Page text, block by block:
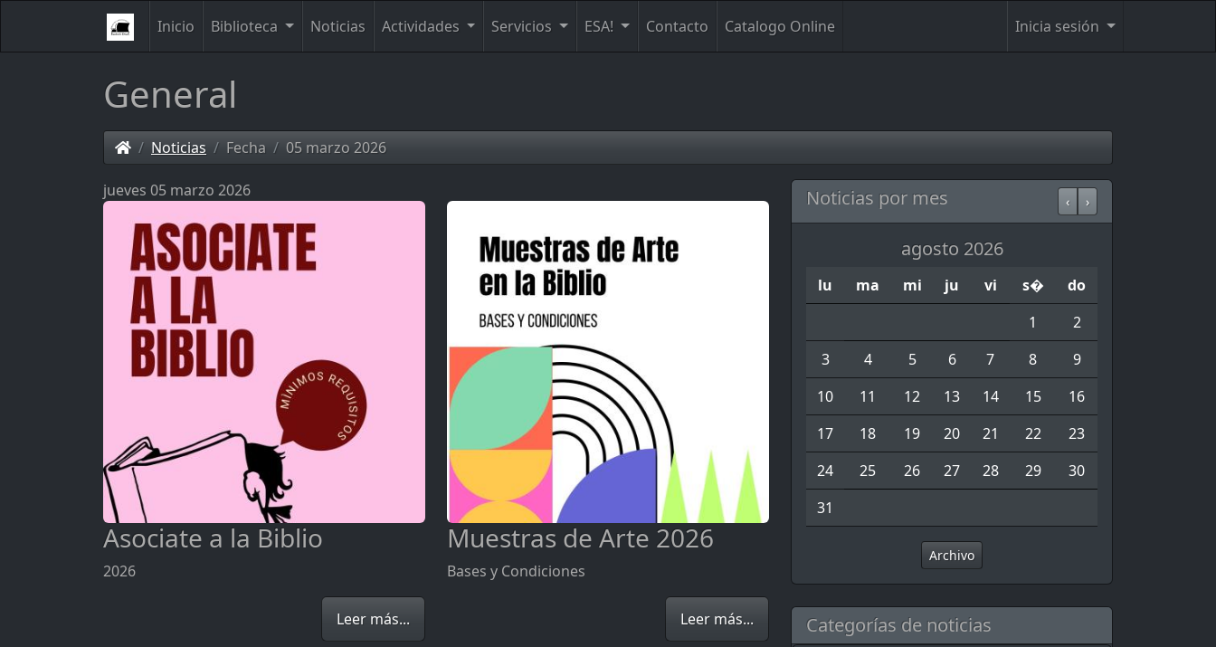
Inicio Biblioteca Noticias Actividades Servicios ESA! Contacto Catalogo Online Inicia sesión
General
Noticias Fecha 05 marzo 2026
jueves 05 marzo 2026
Asociate a la Biblio
2026
Leer más...
Muestras de Arte 2026
Bases y Condiciones
Leer más...
Noticias por mes ‹ ›
agosto 2026
lu ma mi ju vi s�
do
1
2
3
4 5 6 7 8
9
10
11 12 13 14 15
16
17
18 19 20 21 22
23
24
25 26 27 28 29
30
31
Archivo
Categorías de noticias